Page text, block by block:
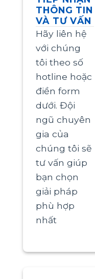
THÔNG TIN
VÀ TƯ VẤN
Hãy liên hệ
với chúng
tôi theo số
hotline hoặc
điền form
dưới. Đội
ngũ chuyên
gia của
chúng tôi sẽ
tư vấn giúp
bạn chọn
giải pháp
phù hợp
nhất